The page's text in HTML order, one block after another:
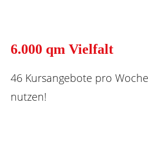
6.000 qm Vielfalt
46 Kursangebote pro
nutzen!